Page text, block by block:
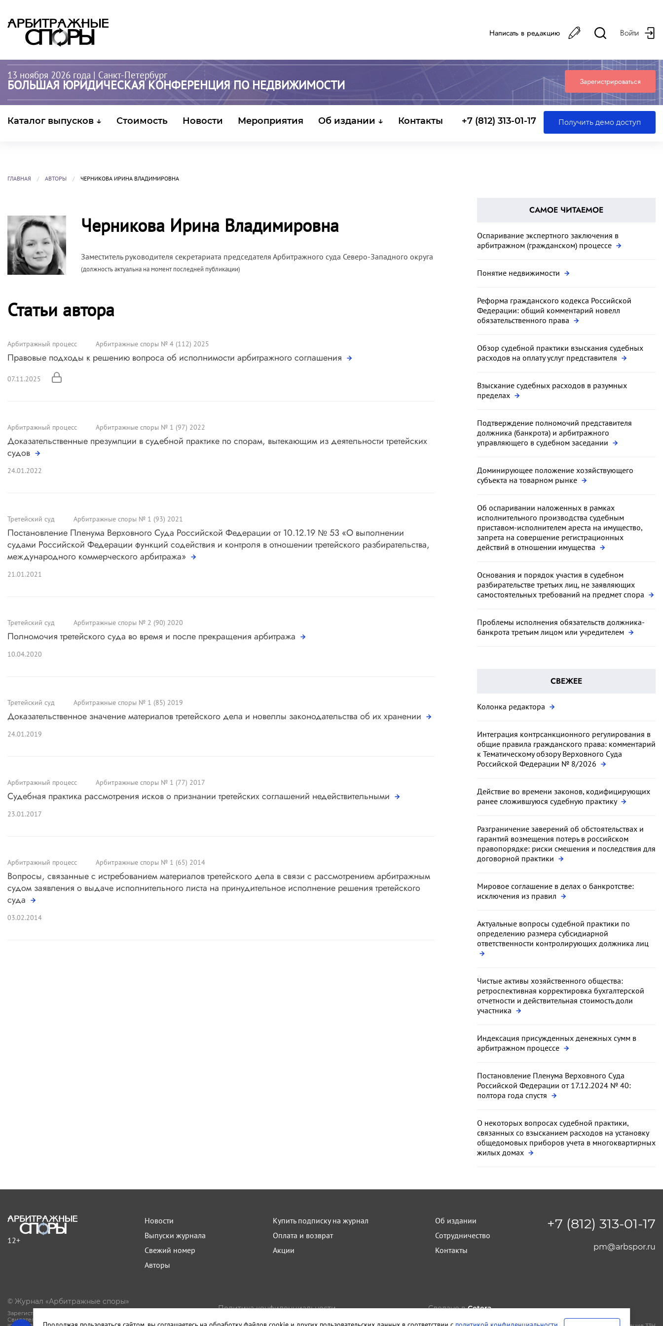
Написать в редакцию Войти
13 ноября 2026 года | Санкт-Петербург
БОЛЬШАЯ ЮРИДИЧЕСКАЯ КОНФЕРЕНЦИЯ ПО НЕДВИЖИМОСТИ Зарегистрироваться
Каталог выпусков ↓ Стоимость Новости Мероприятия Об издании ↓ Контакты +7 (812) 313-01-17 Получить демо доступ
ГЛАВНАЯ АВТОРЫ ЧЕРНИКОВА ИРИНА ВЛАДИМИРОВНА
Черникова Ирина Владимировна
Заместитель руководителя секретариата председателя Арбитражного суда Северо-Западного округа
(должность актуальна на момент последней публикации)
Статьи автора
Арбитражный процесс Арбитражные споры № 4 (112) 2025
Правовые подходы к решению вопроса об исполнимости арбитражного соглашения
07.11.2025
Арбитражный процесс Арбитражные споры № 1 (97) 2022
Доказательственные презумпции в судебной практике по спорам, вытекающим из деятельности третейских
судов
24.01.2022
Третейский суд Арбитражные споры № 1 (93) 2021
Постановление Пленума Верховного Суда Российской Федерации от 10.12.19 № 53 «О выполнении
судами Российской Федерации функций содействия и контроля в отношении третейского разбирательства,
международного коммерческого арбитража»
21.01.2021
Третейский суд Арбитражные споры № 2 (90) 2020
Полномочия третейского суда во время и после прекращения арбитража
10.04.2020
Третейский суд Арбитражные споры № 1 (85) 2019
Доказательственное значение материалов третейского дела и новеллы законодательства об их хранении
24.01.2019
Арбитражный процесс Арбитражные споры № 1 (77) 2017
Судебная практика рассмотрения исков о признании третейских соглашений недействительными
23.01.2017
Арбитражный процесс Арбитражные споры № 1 (65) 2014
Вопросы, связанные с истребованием материалов третейского дела в связи с рассмотрением арбитражным
судом заявления о выдаче исполнительного листа на принудительное исполнение решения третейского
суда
03.02.2014
САМОЕ ЧИТАЕМОЕ
Оспаривание экспертного заключения в
арбитражном (гражданском) процессе
Понятие недвижимости
Реформа гражданского кодекса Российской
Федерации: общий комментарий новелл
обязательственного права
Обзор судебной практики взыскания судебных
расходов на оплату услуг представителя
Взыскание судебных расходов в разумных
пределах
Подтверждение полномочий представителя
должника (банкрота) и арбитражного
управляющего в судебном заседании
Доминирующее положение хозяйствующего
субъекта на товарном рынке
Об оспаривании наложенных в рамках
исполнительного производства судебным
приставом-исполнителем ареста на имущество,
запрета на совершение регистрационных
действий в отношении имущества
Основания и порядок участия в судебном
разбирательстве третьих лиц, не заявляющих
самостоятельных требований на предмет спора
Проблемы исполнения обязательств должника-
банкрота третьим лицом или учредителем
СВЕЖЕЕ
Колонка редактора
Интеграция контрсанкционного регулирования в
общие правила гражданского права: комментарий
к Тематическому обзору Верховного Суда
Российской Федерации № 8/2026
Действие во времени законов, кодифицирующих
ранее сложившуюся судебную практику
Разграничение заверений об обстоятельствах и
гарантий возмещения потерь в российском
правопорядке: риски смешения и последствия для
договорной практики
Мировое соглашение в делах о банкротстве:
исключения из правил
Актуальные вопросы судебной практики по
определению размера субсидиарной
ответственности контролирующих должника лиц
Чистые активы хозяйственного общества:
ретроспективная корректировка бухгалтерской
отчетности и действительная стоимость доли
участника
Индексация присужденных денежных сумм в
арбитражном процессе
Постановление Пленума Верховного Суда
Российской Федерации от 17.12.2024 № 40:
полтора года спустя
О некоторых вопросах судебной практики,
связанных со взысканием расходов на установку
общедомовых приборов учета в многоквартирных
жилых домах
12+
Новости
Выпуски журнала
Свежий номер
Авторы
Купить подписку на журнал
Оплата и возврат
Акции
Об издании
Сотрудничество
Контакты
+7 (812) 313-01-17
pm@arbspor.ru
© Журнал «Арбитражные споры»
Зарегистрирован Роскомнадзором.
Свидетельство Эл № ФС77-81594 от 06.08.2021.
Политика конфиденциальности
Сделано вCetera